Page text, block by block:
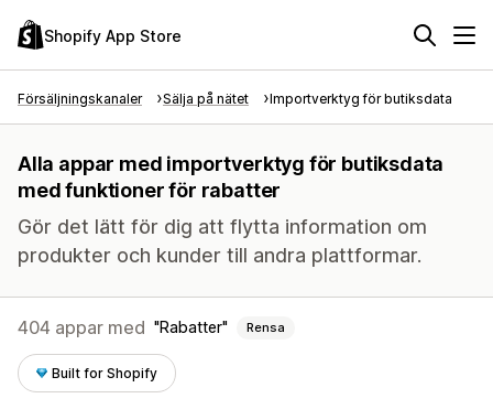
Shopify App Store
Försäljningskanaler Sälja på nätet Importverktyg för butiksdata
Alla appar med importverktyg för butiksdata
med funktioner för rabatter
Gör det lätt för dig att flytta information om
produkter och kunder till andra plattformar.
404 appar med Rabatter Rensa
Built for Shopify